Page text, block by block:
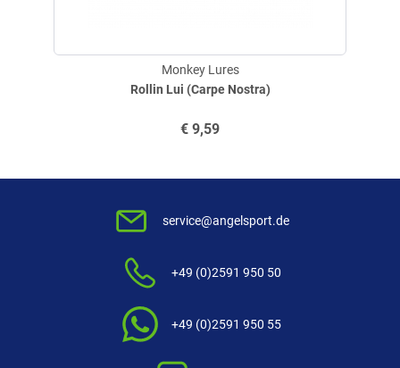
Rollin Lui (Carpe Nostra)
Monkey Lures
€ 9,59
service@angelsport.de
+49 (0)2591 950 50
+49 (0)2591 950 55